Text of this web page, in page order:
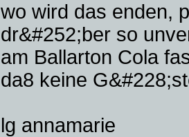
wo wird das enden,
dr&#252;ber so
am Ballarton Cola
da8 keine
lg annamarie